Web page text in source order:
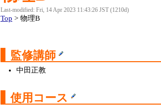
Last-modified: Fri, 14 Apr 2023 11:43:26 JST (1210d)
Top > 物理B
監修講師
中田正教
使用コース